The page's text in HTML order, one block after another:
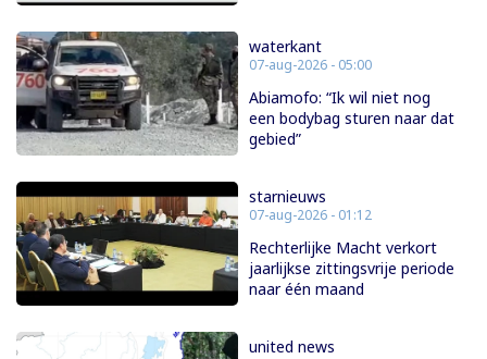
waterkant
07-aug-2026 - 05:00
Abiamofo: “Ik wil niet nog
een bodybag sturen naar dat
gebied”
starnieuws
07-aug-2026 - 01:12
Rechterlijke Macht verkort
jaarlijkse zittingsvrije periode
naar één maand
united news